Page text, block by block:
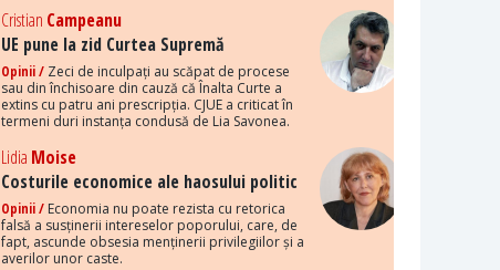
Cristian Campeanu
UE pune la zid Curtea Supremă
Opinii / Zeci de inculpați au scăpat de procese
sau din închisoare din cauză că Înalta Curte a
extins cu patru ani prescripția. CJUE a criticat în
termeni duri instanța condusă de Lia Savonea.
Lidia Moise
Costurile economice ale haosului politic
Opinii / Economia nu poate rezista cu retorica
falsă a susținerii intereselor poporului, care, de
fapt, ascunde obsesia menținerii privilegiilor și a
averilor unor caste.